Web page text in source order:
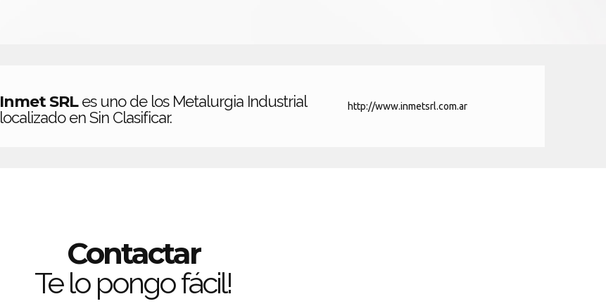
Inmet SRLes uno de los Metalurgia Industrial
localizado en Sin Clasificar.
http://www.inmetsrl.com.ar
Contactar
Te lo pongo fácil!